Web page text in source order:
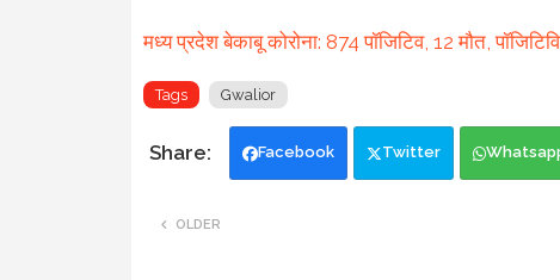
मध्य प्रदेश बेकाबू कोरोना: 874 पॉजिटिव, 12 मौत,
Tags Gwalior
Facebook Twitter
OLDER